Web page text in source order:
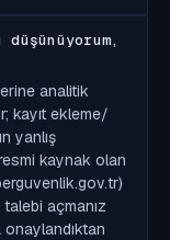
analitik
kayıt ekleme/
yanlış
resmi kaynak olan
açmanız
onaylandıktan